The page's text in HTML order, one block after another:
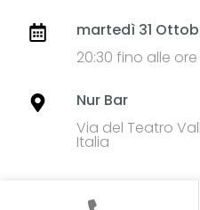
martedì 31
20:30 fino alle
Nur Bar
Via del Teatro
Italia